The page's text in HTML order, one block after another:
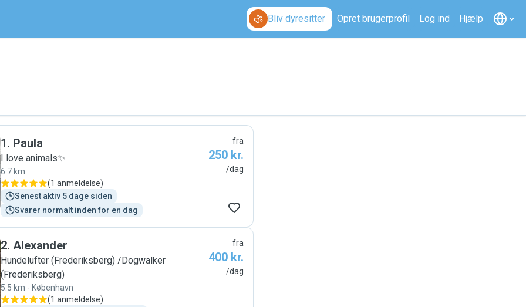
Bliv dyresitter Opret brugerprofil Log ind Hjælp
1. Paula
I love animals✨
6.7 km
(1 anmeldelse)
Senest aktiv 5 dage siden
Svarer normalt inden for en dag
fra
250 kr.
/dag
2. Alexander
Hundelufter (Frederiksberg) /Dogwalker
(Frederiksberg)
5.5 km - København
(1 anmeldelse)
fra
400 kr.
/dag